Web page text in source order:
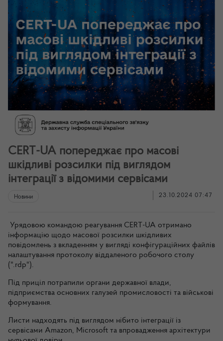
CERT-UA попереджає про масові
шкідливі розсилки під виглядом
інтеграції з відомими сервісами
Новини 23.10.2024 07:47
Урядовою командою реагування CERT-UA отримано
інформацію щодо масової розсилки шкідливих
повідомлень з вкладенням у вигляді конфігураційних файлів
налаштування протоколу віддаленого робочого столу
(".rdp").
Під приціл потрапили органи державної влади,
підприємства основних галузей промисловості та військові
формування.
Листи надходять під виглядом нібито інтеграції із
сервісами Amazon, Microsoft та впровадження архітектури